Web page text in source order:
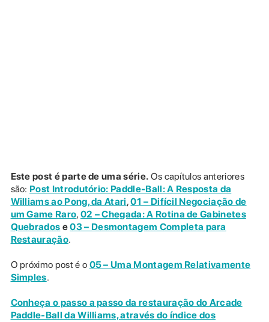
Este post é parte de uma série. Os capítulos anteriores
são: Post Introdutório: Paddle-Ball: A Resposta da
Williams ao Pong, da Atari,01 – Difícil Negociação de
um Game Raro, 02 – Chegada: A Rotina de Gabinetes
Quebrados e03 – Desmontagem Completa para
Restauração.
O próximo post é o 05 – Uma Montagem Relativamente
Simples.
Conheça o passo a passo da restauração do Arcade
Paddle-Ball da Williams, através do índice dos